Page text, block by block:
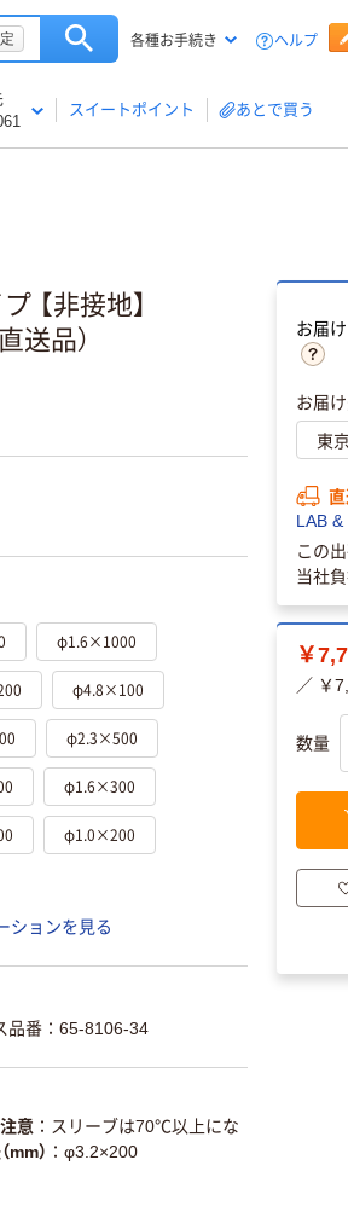
各種お手続き ヘルプ
スイートポイント あとで買う
【非接地】
送品）
φ1.6×1000
φ4.8×100
φ2.3×500
φ1.6×300
φ1.0×200
ションを見る
品番：65-8106-34
意
スリーブは70℃以上にな
mm）
φ3.2×200
お届け
お届け
LAB
この
当社負
￥
／ ￥
数量